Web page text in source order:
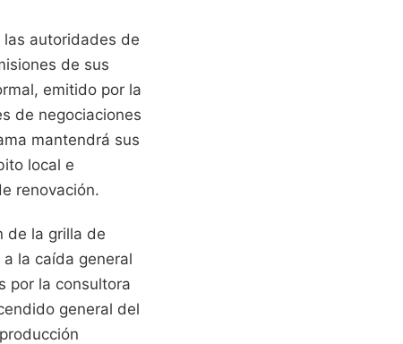
autoridades de
de sus
emitido por la
de negociaciones
mantendrá sus
local e
renovación.
de la grilla de
la caída general
por la consultora
general del